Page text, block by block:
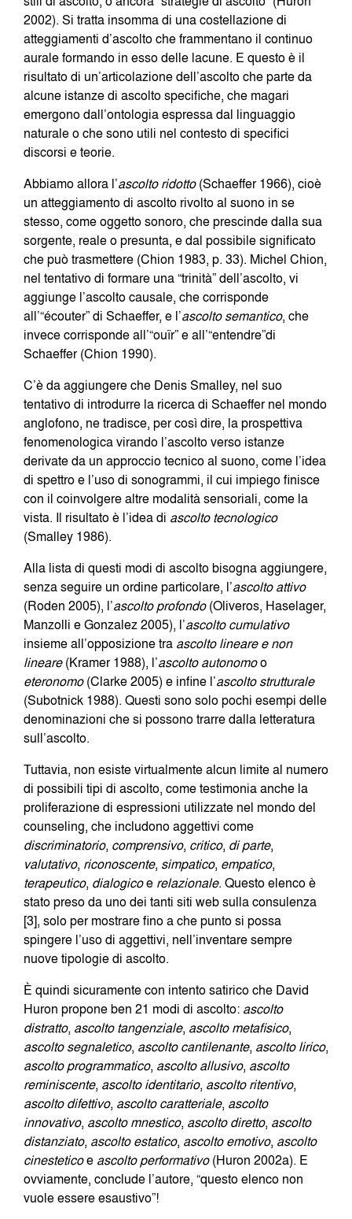
2002). Si tratta insomma di una costellazione di
atteggiamenti d’ascolto che frammentano il continuo
aurale formando in esso delle lacune. E questo è il
risultato di un’articolazione dell’ascolto che parte da
alcune istanze di ascolto specifiche, che magari
emergono dall’ontologia espressa dal linguaggio
naturale o che sono utili nel contesto di specifici
discorsi e teorie.
Abbiamo allora l’ascolto ridotto(Schaeffer 1966), cioè
un atteggiamento di ascolto rivolto al suono in se
stesso, come oggetto sonoro, che prescinde dalla sua
sorgente, reale o presunta, e dal possibile significato
che può trasmettere (Chion 1983, p. 33). Michel Chion,
nel tentativo di formare una “trinità” dell’ascolto, vi
aggiunge l’ascolto causale, che corrisponde
all’“écouter” di Schaeffer, e l’ascolto semantico, che
invece corrisponde all’“ouïr” e all’“entendre”di
Schaeffer (Chion 1990).
C’è da aggiungere che Denis Smalley, nel suo
tentativo di introdurre la ricerca di Schaeffer nel mondo
anglofono, ne tradisce, per così dire, la prospettiva
fenomenologica virando l’ascolto verso istanze
derivate da un approccio tecnico al suono, come l’idea
di spettro e l’uso di sonogrammi, il cui impiego finisce
con il coinvolgere altre modalità sensoriali, come la
vista. Il risultato è l’idea di ascolto tecnologico
(Smalley 1986).
Alla lista di questi modi di ascolto bisogna aggiungere,
senza seguire un ordine particolare, l’ascolto attivo
(Roden 2005), l’ascolto profondo(Oliveros, Haselager,
Manzolli e Gonzalez 2005), l’ascolto cumulativo
insieme all’opposizione tra ascolto lineare e non
lineare(Kramer 1988), l’ascolto autonomoo
eteronomo(Clarke 2005) e infine l’ascolto strutturale
(Subotnick 1988). Questi sono solo pochi esempi delle
denominazioni che si possono trarre dalla letteratura
sull’ascolto.
Tuttavia, non esiste virtualmente alcun limite al numero
di possibili tipi di ascolto, come testimonia anche la
proliferazione di espressioni utilizzate nel mondo del
counseling, che includono aggettivi come
discriminatorio, comprensivo, critico, di parte,
valutativo, riconoscente, simpatico, empatico,
terapeutico, dialogicoe relazionale. Questo elenco è
stato preso da uno dei tanti siti web sulla consulenza
[3], solo per mostrare fino a che punto si possa
spingere l’uso di aggettivi, nell’inventare sempre
nuove tipologie di ascolto.
È quindi sicuramente con intento satirico che David
Huron propone ben 21 modi di ascolto: ascolto
distratto, ascolto tangenziale, ascolto metafisico,
ascolto segnaletico, ascolto cantilenante, ascolto lirico,
ascolto programmatico, ascolto allusivo, ascolto
reminiscente, ascolto identitario, ascolto ritentivo,
ascolto difettivo, ascolto caratteriale, ascolto
innovativo, ascolto mnestico, ascolto diretto, ascolto
distanziato, ascolto estatico, ascolto emotivo, ascolto
cinesteticoe ascolto performativo(Huron 2002a). E
ovviamente, conclude l’autore, “questo elenco non
vuole essere esaustivo”!